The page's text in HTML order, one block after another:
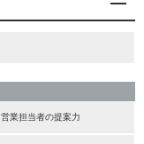
営業担当者の提案力